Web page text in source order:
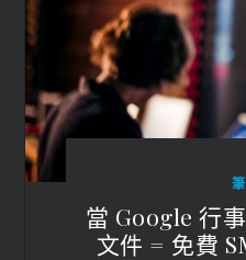
當 Google 行
文件 = 免費